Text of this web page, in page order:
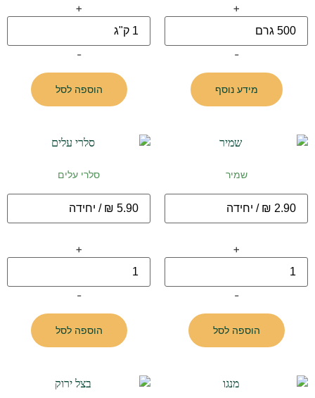
+
-
מידע נוסף
+
-
הוספה לסל
שמיר
+
-
הוספה לסל
סלרי עלים
+
-
הוספה לסל